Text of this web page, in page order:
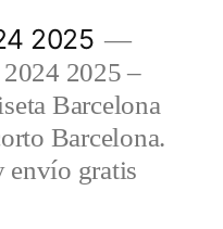
2025
2025 –
Barcelona
Barcelona.
envío gratis